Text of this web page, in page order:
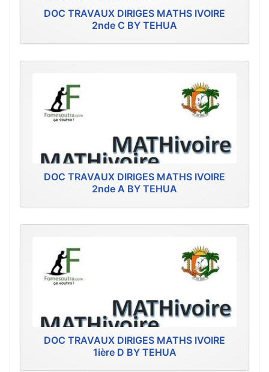
DOC TRAVAUX DIRIGES MATHS IVOIRE
2nde C BY TEHUA
DOC TRAVAUX DIRIGES MATHS IVOIRE
2nde A BY TEHUA
DOC TRAVAUX DIRIGES MATHS IVOIRE
1ière D BY TEHUA